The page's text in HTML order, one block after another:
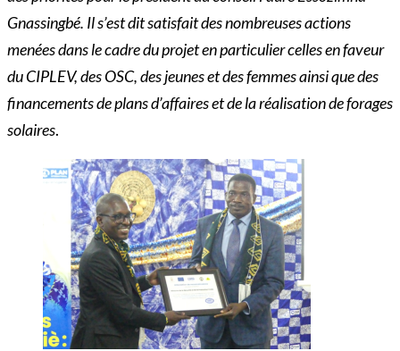
Gnassingbé. Il s’est dit satisfait des nombreuses actions
menées dans le cadre du projet en particulier celles en faveur
du CIPLEV, des OSC, des jeunes et des femmes ainsi que des
financements de plans d’affaires et de la réalisation de forages
solaires.